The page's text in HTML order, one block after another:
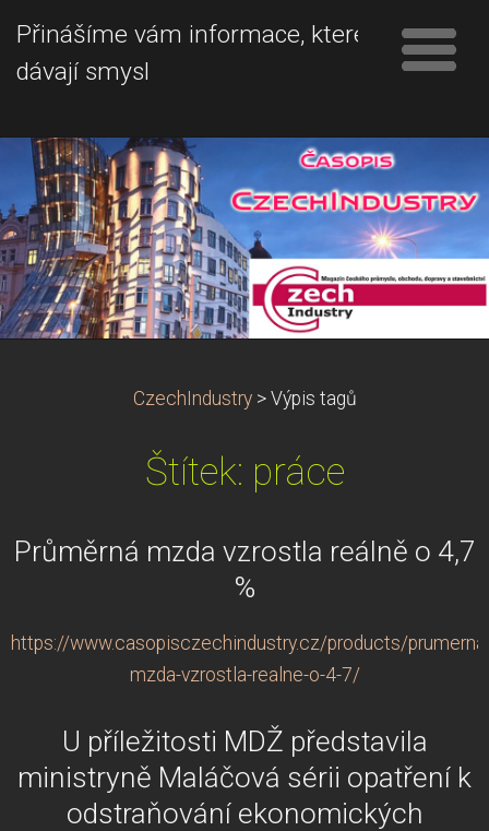
Přinášíme vám informace, které
dávají smysl
CzechIndustry > Výpis tagů
Štítek: práce
Průměrná mzda vzrostla reálně o 4,7
%
https://www.casopisczechindustry.cz/products/
mzda-vzrostla-realne-o-4-7/
U příležitosti MDŽ představila
ministryně Maláčová sérii opatření k
odstraňování ekonomických